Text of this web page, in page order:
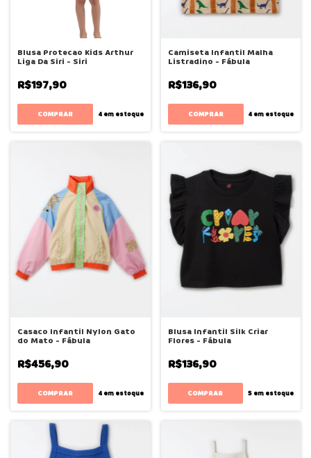
Blusa Protecao Kids Arthur
Liga Da Siri - Siri
R$197,90
COMPRAR 4em estoque
Camiseta Infantil Malha
Listradino - Fábula
R$136,90
COMPRAR 4 em estoque
Casaco Infantil Nylon Gato
do Mato - Fábula
R$456,90
COMPRAR 4em estoque
Blusa Infantil Silk Criar
Flores - Fábula
R$136,90
COMPRAR 5 em estoque